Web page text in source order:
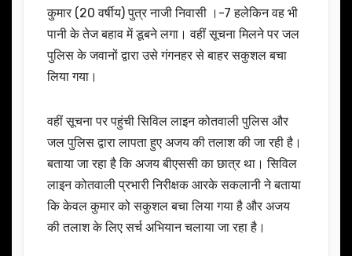
कुमार (20 वर्षीय) पुत्र नाजी निवासी ।-7 हलेकिन वह भी
पानी के तेज बहाव में डूबने लगा। वहीं सूचना मिलने पर जल
पुलिस के जवानों द्वारा उसे गंगनहर से बाहर सकुशल बचा
लिया गया।
वहीं सूचना पर पहुंची सिविल लाइन कोतवाली पुलिस और
जल पुलिस द्वारा लापता हुए अजय की तलाश की जा रही है।
बताया जा रहा है कि अजय बीएससी का छात्र था। सिविल
लाइन कोतवाली प्रभारी निरीक्षक आरके सकलानी ने बताया
कि केवल कुमार को सकुशल बचा लिया गया है और अजय
की तलाश के लिए सर्च अभियान चलाया जा रहा है।